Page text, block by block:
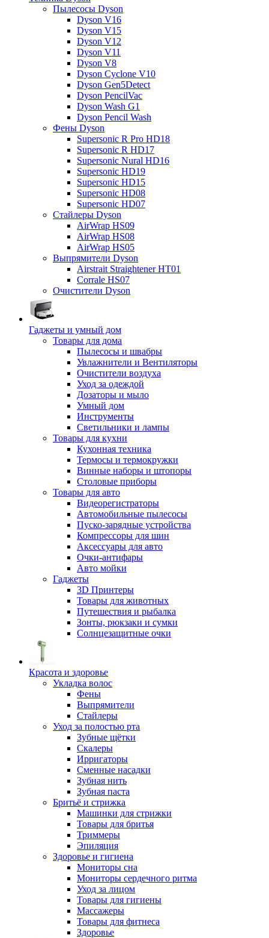
Пылесосы Dyson
Dyson V16
Dyson V15
Dyson V12
Dyson V11
Dyson V8
Dyson Cyclone V10
Dyson Gen5Detect
Dyson PencilVac
Dyson Wash G1
Dyson Pencil Wash
Фены Dyson
Supersonic R Pro HD18
Supersonic R HD17
Supersonic Nural HD16
Supersonic HD19
Supersonic HD15
Supersonic HD08
Supersonic HD07
Стайлеры Dyson
AirWrap HS09
AirWrap HS08
AirWrap HS05
Выпрямители Dyson
Airstrait Straightener HT01
Corrale HS07
Очистители Dyson
Гаджеты и умный дом
Товары для дома
Пылесосы и швабры
Увлажнители и Вентиляторы
Очистители воздуха
Уход за одеждой
Дозаторы и мыло
Умный дом
Инструменты
Светильники и лампы
Товары для кухни
Кухонная техника
Термосы и термокружки
Винные наборы и штопоры
Столовые приборы
Товары для авто
Видеорегистраторы
Автомобильные пылесосы
Пуско-зарядные устройства
Компрессоры для шин
Аксессуары для авто
Очки-антифары
Авто мойки
Гаджеты
3D Принтеры
Товары для животных
Путешествия и рыбалка
Зонты, рюкзаки и сумки
Солнцезащитные очки
Красота и здоровье
Укладка волос
Фены
Выпрямители
Стайлеры
Уход за полостью рта
Зубные щётки
Скалеры
Ирригаторы
Сменные насадки
Зубная нить
Зубная паста
Бритьё и стрижка
Машинки для стрижки
Товары для бритья
Триммеры
Эпиляция
Здоровье и гигиена
Мониторы сна
Мониторы сердечного ритма
Уход за лицом
Товары для гигиены
Массажеры
Товары для фитнеса
Здоровье